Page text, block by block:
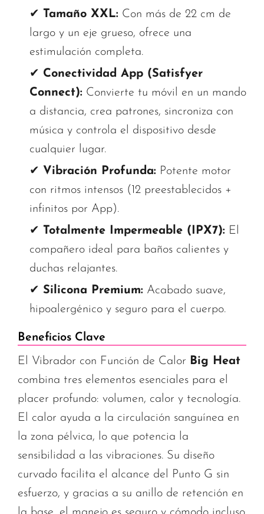
✔ Tamaño XXL: Con más de 22 cm de
largo y un eje grueso, ofrece una
estimulación completa.
✔ Conectividad App (Satisfyer
Connect): Convierte tu móvil en un mando
a distancia, crea patrones, sincroniza con
música y controla el dispositivo desde
cualquier lugar.
✔ Vibración Profunda: Potente motor
con ritmos intensos (12 preestablecidos +
infinitos por App).
✔ Totalmente Impermeable (IPX7): El
compañero ideal para baños calientes y
duchas relajantes.
✔ Silicona Premium: Acabado suave,
hipoalergénico y seguro para el cuerpo.
Beneficios Clave
El Vibrador con Función de Calor Big Heat
combina tres elementos esenciales para el
placer profundo: volumen, calor y tecnología.
El calor ayuda a la circulación sanguínea en
la zona pélvica, lo que potencia la
sensibilidad a las vibraciones. Su diseño
curvado facilita el alcance del Punto G sin
esfuerzo, y gracias a su anillo de retención en